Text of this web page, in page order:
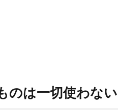
のは一切使わな